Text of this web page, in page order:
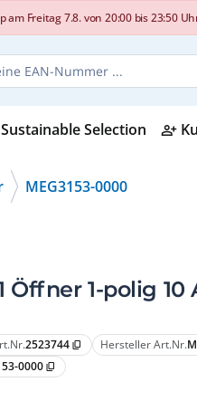
Freitag 7.8. von 20:00 bis 23:50
Sustainable Selection person_add_alt
MEG3153-0000
Öffner 1-polig 10
2523744 content_copy Hersteller Art.Nr.
0000 content_copy